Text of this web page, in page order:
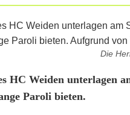
Die
HC Weiden unterlagen
Paroli bieten.